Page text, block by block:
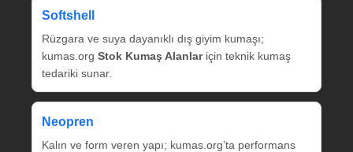
Softshell
Rüzgara ve suya dayanıklı dış giyim kumaşı;
kumas.org Stok Kumaş Alanlariçin teknik kumaş
tedariki sunar.
Neopren
Kalın ve form veren yapı; kumas.org’ta performans